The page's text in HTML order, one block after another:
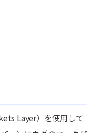
Layer）を使用して